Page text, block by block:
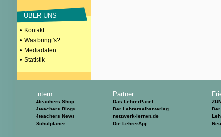
ÜBER UNS
• Kontakt
• Was bringt's?
• Mediadaten
• Statistik
Intern
4teachers Shop
4teachers Blogs
4teachers News
Schulplaner
Partner
Das LehrerPanel
Der Lehrerselbstverlag
netzwerk-lernen.de
Die LehrerApp